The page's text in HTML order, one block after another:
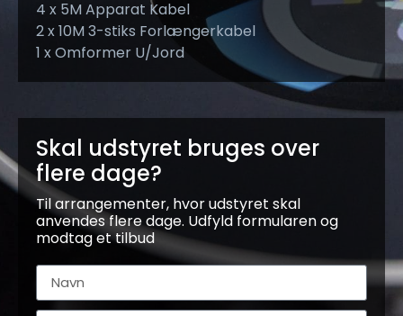
4 x 5M Apparat Kabel
2 x 10M 3-stiks Forlængerkabel
1 x Omformer U/Jord
Skal udstyret bruges over
flere dage?
Til arrangementer, hvor udstyret skal
anvendes flere dage. Udfyld formularen og
modtag et tilbud